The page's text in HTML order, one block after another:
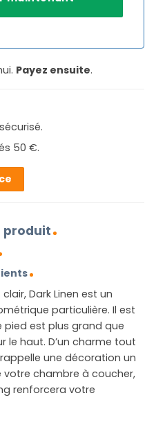
Payez ensuite.
50 €.
produit
Dark Linen est un
particulière. Il est
pied est plus grand que
le haut. D’un charme tout
une décoration un
votre chambre à coucher,
renforcera votre